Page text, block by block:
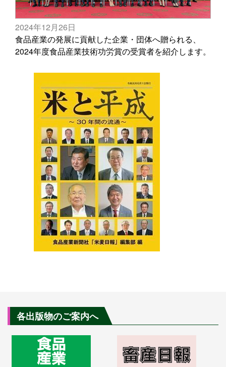
2024年12月26日
食品産業の発展に貢献した企業・団体へ贈られる、
2024年度食品産業技術功労賞の受賞者を紹介します。
各出版物のご案内へ